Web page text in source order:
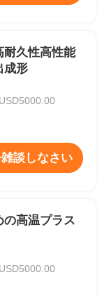
耐久性高性能
成形
談しなさい
の高温プラス